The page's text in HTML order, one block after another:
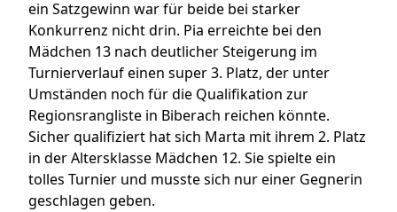
ein Satzgewinn war für beide bei starker
Konkurrenz nicht drin. Pia erreichte bei den
Mädchen 13 nach deutlicher Steigerung im
Turnierverlauf einen super 3. Platz, der unter
Umständen noch für die Qualifikation zur
Regionsrangliste in Biberach reichen könnte.
Sicher qualifiziert hat sich Marta mit ihrem 2. Platz
in der Altersklasse Mädchen 12. Sie spielte ein
tolles Turnier und musste sich nur einer Gegnerin
geschlagen geben.